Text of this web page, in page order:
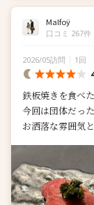
Malfoÿ
口コミ 267件
2026/05訪問 1回
鉄板焼きを食べ
今回は団体だっ
お洒落な雰囲気